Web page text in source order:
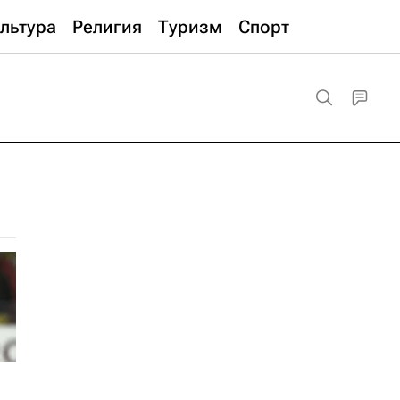
Религия Туризм Спорт